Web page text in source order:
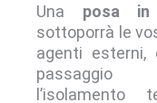
Una posa in
sottoporrà le
agenti esterni,
passaggio
l’isolamento